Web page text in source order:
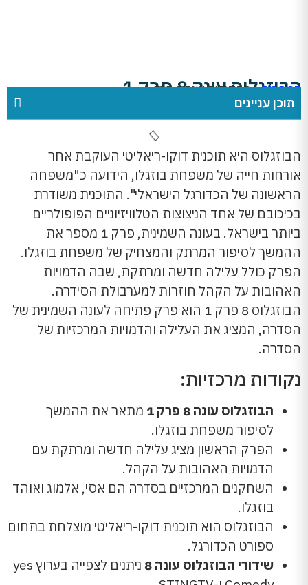
הבוזגלוס עונה 8 פרק 1
דף הבית»הבוזגלוס עונה 8 פרק 1
תוכן עניינים
הבוזגלוס היא תוכנית דוקו-ריאליטי העוקבת אחר
אורחות חייה של משפחת בוזגלו, הידועה כ"משפחה
הראשונה של הכדורגל הישראלי". התוכנית משודרת
בכיכובם של אחד הניצוצות הטלוויזיוניים הפופולריים
ביותר בישראל. בעונה השמינית, פרק 1 מספר את
ההמשך לסיפור המרתק והמצחיק של משפחת בוזגלו.
הפרק כולל עלילה חדשה ומרתקת, שבה הדמויות
האהובות על הקהל חוזרות למערבולת הסידרה.
הבוזגלוס 8 פרק 1 הוא פרק פתיחה לעונה השמינית של
הסדרה, המציג את העלילה והדמויות המרכזיות של
הסדרה.
נקודות מרכזיות:
הבוזגלוס עונה 8 פרק 1
מתאר את ההמשך
לסיפור משפחת בוזגלו.
הפרק הראשון מציג עלילה חדשה ומרתקת עם
הדמויות האהובות על הקהל.
השחקנים המרכזיים בסדרה הם אסי, אלמוג ואוהד
בוזגלו.
הבוזגלוס הוא תוכנית דוקו-ריאליטי מוצלחת בתחום
ספורט הכדורגל.
שידורי הבוזגלוס עונה 8
ניתנים לצפייה בערוץ yes